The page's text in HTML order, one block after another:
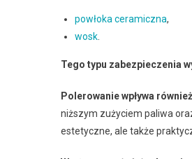
powłoka ceramiczna,
wosk
Tego typu zabezpieczenia
Polerowanie wpływa
niższym zużyciem paliwa
estetyczne, ale także